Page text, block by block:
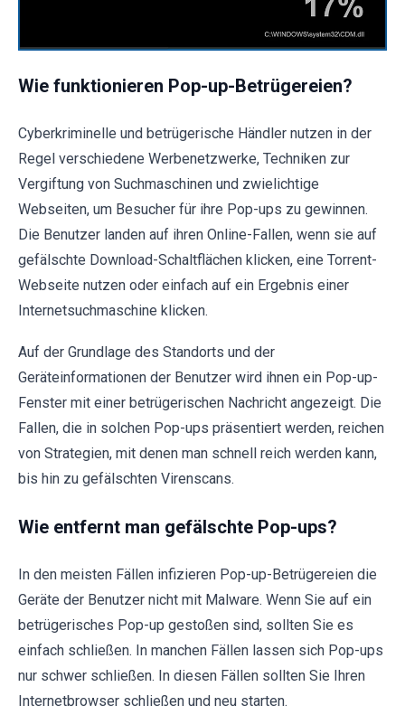
Wie funktionieren Pop-up-Betrügereien?
Cyberkriminelle und betrügerische Händler nutzen in der
Regel verschiedene Werbenetzwerke, Techniken zur
Vergiftung von Suchmaschinen und zwielichtige
Webseiten, um Besucher für ihre Pop-ups zu gewinnen.
Die Benutzer landen auf ihren Online-Fallen, wenn sie auf
gefälschte Download-Schaltflächen klicken, eine Torrent-
Webseite nutzen oder einfach auf ein Ergebnis einer
Internetsuchmaschine klicken.
Auf der Grundlage des Standorts und der
Geräteinformationen der Benutzer wird ihnen ein Pop-up-
Fenster mit einer betrügerischen Nachricht angezeigt. Die
Fallen, die in solchen Pop-ups präsentiert werden, reichen
von Strategien, mit denen man schnell reich werden kann,
bis hin zu gefälschten Virenscans.
Wie entfernt man gefälschte Pop-ups?
In den meisten Fällen infizieren Pop-up-Betrügereien die
Geräte der Benutzer nicht mit Malware. Wenn Sie auf ein
betrügerisches Pop-up gestoßen sind, sollten Sie es
einfach schließen. In manchen Fällen lassen sich Pop-ups
nur schwer schließen. In diesen Fällen sollten Sie Ihren
Internetbrowser schließen und neu starten.